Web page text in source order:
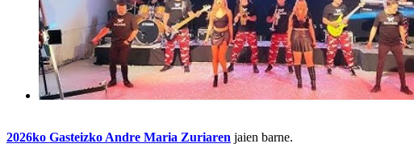
2026ko Gasteizko Andre Maria Zuriaren jaien barne.